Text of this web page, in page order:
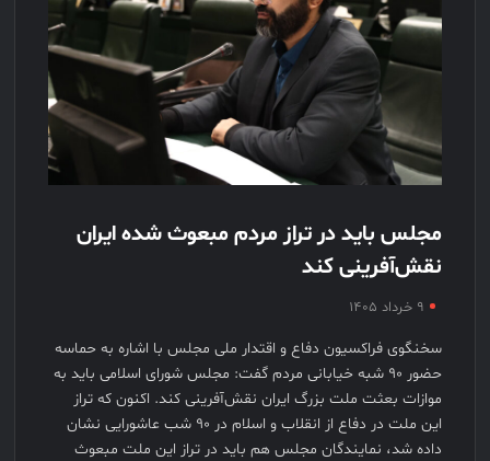
مجلس باید در تراز مردم مبعوث شده ایران
نقش‌آفرینی کند
۹ خرداد ۱۴۰۵
سخنگوی فراکسیون دفاع و اقتدار ملی مجلس با اشاره به حماسه
حضور ۹۰ شبه خیابانی مردم گفت: مجلس شورای اسلامی باید به
موازات بعثت ملت بزرگ ایران نقش‌آفرینی کند. اکنون که تراز
این ملت در دفاع از انقلاب و اسلام در ۹۰ شب عاشورایی نشان
داده شد، نمایندگان مجلس هم باید در تراز این ملت مبعوث